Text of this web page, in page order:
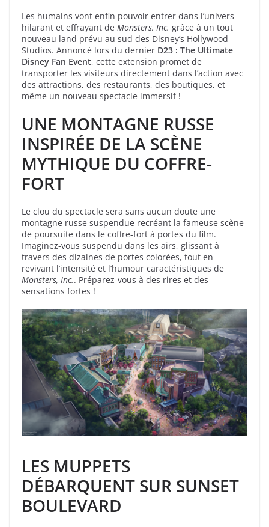
Les humains vont enfin pouvoir entrer dans l’univers
hilarant et effrayant de Monsters, Inc. grâce à un tout
nouveau land prévu au sud des Disney’s Hollywood
Studios. Annoncé lors du dernier D23 : The Ultimate
Disney Fan Event, cette extension promet de
transporter les visiteurs directement dans l’action avec
des attractions, des restaurants, des boutiques, et
même un nouveau spectacle immersif !
UNE MONTAGNE RUSSE
INSPIRÉE DE LA SCÈNE
MYTHIQUE DU COFFRE-
FORT
Le clou du spectacle sera sans aucun doute une
montagne russe suspendue recréant la fameuse scène
de poursuite dans le coffre-fort à portes du film.
Imaginez-vous suspendu dans les airs, glissant à
travers des dizaines de portes colorées, tout en
revivant l’intensité et l’humour caractéristiques de
Monsters, Inc.. Préparez-vous à des rires et des
sensations fortes !
LES MUPPETS
DÉBARQUENT SUR SUNSET
BOULEVARD